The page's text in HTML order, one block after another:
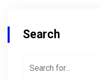
Search